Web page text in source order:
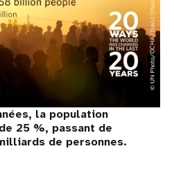
la population
25 %, passant de
de personnes.